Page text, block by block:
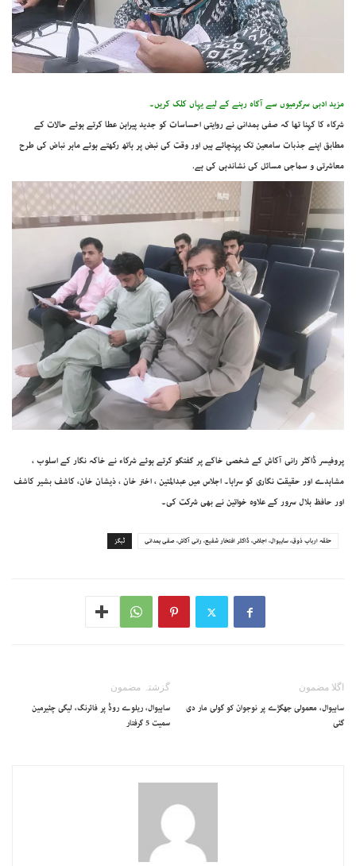
مزید ادبی سرگرمیوں سے آگاہ رہنے کے لیے یہاں کلک کریں۔
شرکاء کا کہنا تھا کہ صفی ہمدانی نے روایتی احساسات کو جدید پیراہن عطا کرتے ہوئے حالات کے
مطابق اپنے جذبات سامعین تک پہنچائے ہیں اور وقت کی نبض پر ہاتھ رکھتے ہوئے ماہر نباض کی طرح
معاشرتی و سماجی مسائل کی نشاندہی کی ہے.
پروفیسر ڈاکٹر رانی آکاش کے شخصی خاکے پر گفتگو کرتے ہوئے شرکاء نے خاکہ نگار کے اسلوب ،
مشاہدے اور حقیقت نگاری کو سراہا۔ اجلاس میں عبدالمتین ، اختر خان ، ذیشان خان، کاشف بشیر کاشف
اور حافظ بلال سرور کے علاوہ خواتین نے بھی شرکت کی۔
ٹیگز حلقہ ارباب ذوق، ساہیوال، اجلاس، ڈاکٹر افتخار شفیع، رانی آکاش، صفی ہمدانی
گزشتہ مضمون
ساہیوال، ریلوے روڈ پر فائرنگ، لیگی چئیرمین
سمیت 5 گرفتار
اگلا مضمون
ساہیوال، معمولی جھگڑے پر نوجوان کو گولی مار دی
گئی